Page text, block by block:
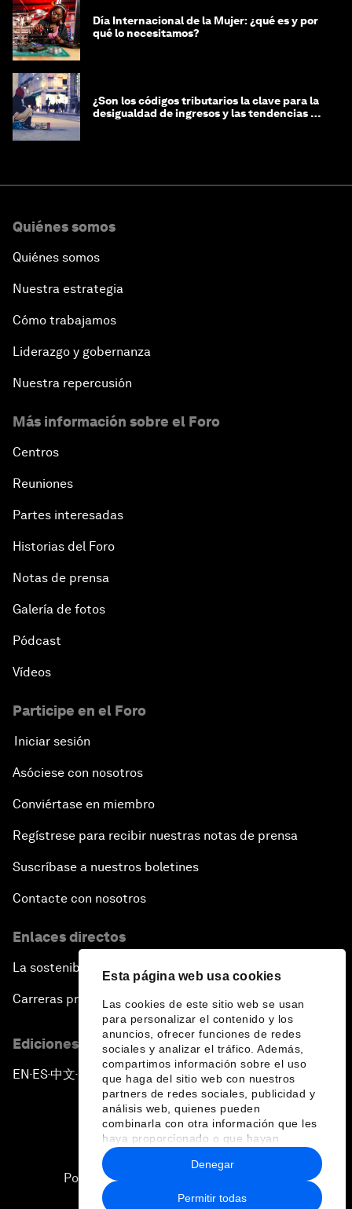
Esta página web usa cookies
Las cookies de este sitio web se usan
para personalizar el contenido y los
anuncios, ofrecer funciones de redes
sociales y analizar el tráfico. Además,
compartimos información sobre el uso
que haga del sitio web con nuestros
partners de redes sociales, publicidad y
análisis web, quienes pueden
combinarla con otra información que les
haya proporcionado o que hayan
recopilado a partir del uso que haya
hecho de sus servicios.
Permitir todas
Denegar
Día Internacional de la Mujer: ¿qué es y por
qué lo necesitamos?
¿Son los códigos tributarios la clave para la
desigualdad de ingresos y las tendencias de
Quiénes somos
Quiénes somos
Nuestra estrategia
Cómo trabajamos
Liderazgo y gobernanza
Nuestra repercusión
Más información sobre el Foro
Centros
Reuniones
Partes interesadas
Historias del Foro
Notas de prensa
Galería de fotos
Pódcast
Vídeos
Participe en el Foro
Iniciar sesión
Asóciese con nosotros
Conviértase en miembro
Regístrese para recibir nuestras notas de prensa
Suscríbase a nuestros boletines
Contacte con nosotros
Enlaces directos
La sostenibilidad en el Foro
Carreras profesionales
Ediciones en otros idiomas
EN ▪ ES▪中文▪ 日本語
Política de privacidad y normas de uso